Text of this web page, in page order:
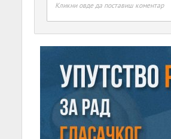
Кликни овде да поставиш коментар